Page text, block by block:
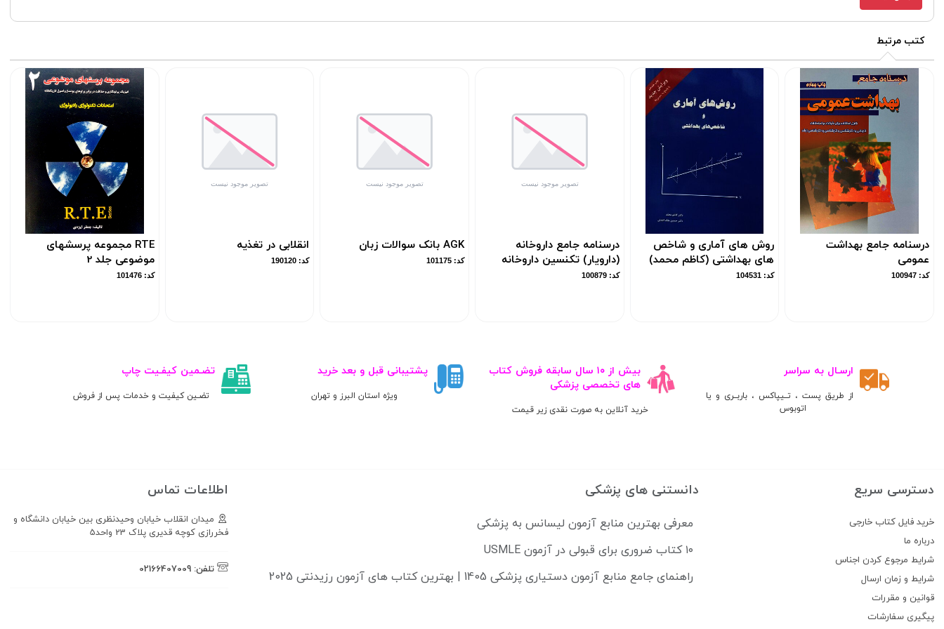
کتب مرتبط
درسنامه جامع بهداشت
عمومی
کد: 100947
روش های آماری و شاخص
های بهداشتی (کاظم محمد)
کد: 104531
درسنامه جامع داروخانه
(دارویار) تکنسین داروخانه
کد: 100879
AGK بانک سوالات زبان
کد: 101175
انقلابی در تغذیه
کد: 190120
RTE مجموعه پرسشهای
موضوعی جلد 2
کد: 101476
ارسـال به سراسر
از طریق پست ، تــیپاکس ، باربــری و یا
اتوبوس
بیش از ۱۰ سال سابقه فروش کتاب‌
های تخصصی پزشکی
خرید آنلاین به صورت نقدی زیر قیمت
پشتیبانی قبل و بعد خرید
ویژه استان البرز و تهران
تضـمین کیفـیت چاپ
تضـین کیفیت و خدمات پس از فروش
دسترسی سریع
خرید فایل کتاب خارجی
درباره ما
شرایط مرجوع کردن اجناس
شرایط و زمان ارسال
قوانین و مقررات
پیگیری سفارشات
دانستنی های پزشکی
معرفی بهترین منابع آزمون لیسانس به پزشکی
۱۰ کتاب ضروری برای قبولی در آزمون USMLE
راهنمای جامع منابع آزمون دستیاری پزشکی 1405 | بهترین کتاب های آزمون رزیدنتی 2025
اطلاعات تماس
میدان انقلاب خیابان وحیدنظری بین خیابان دانشگاه و
فخررازی کوچه قدیری پلاک 23 واحد5
تلفن: 02166407009